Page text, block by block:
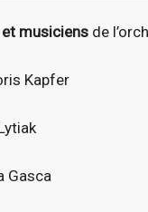
musiciens de
Kapfer
Gasca